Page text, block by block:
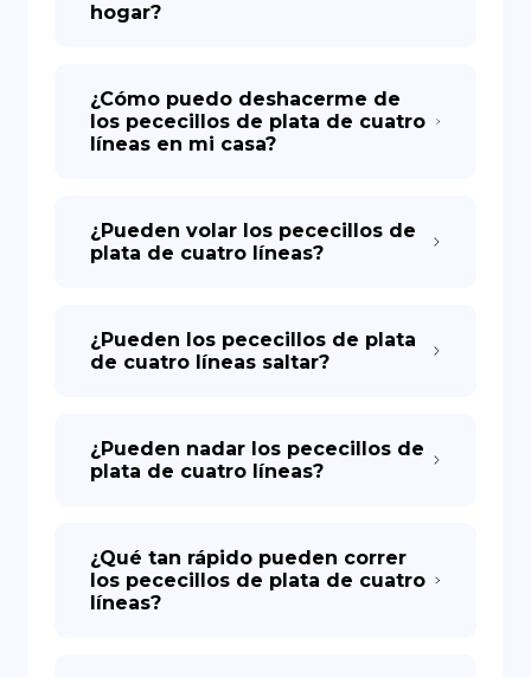
hogar?
¿Cómo puedo deshacerme de
los pececillos de plata de cuatro
líneas en mi casa?
¿Pueden volar los pececillos de
plata de cuatro líneas?
¿Pueden los pececillos de plata
de cuatro líneas saltar?
¿Pueden nadar los pececillos de
plata de cuatro líneas?
¿Qué tan rápido pueden correr
los pececillos de plata de cuatro
líneas?